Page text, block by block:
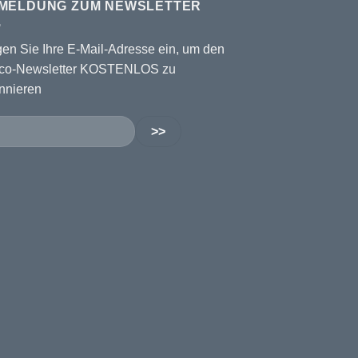
ZUM NEWSLETTER
Sie Ihre E-Mail-Adresse ein, um den
Newsletter KOSTENLOS zu